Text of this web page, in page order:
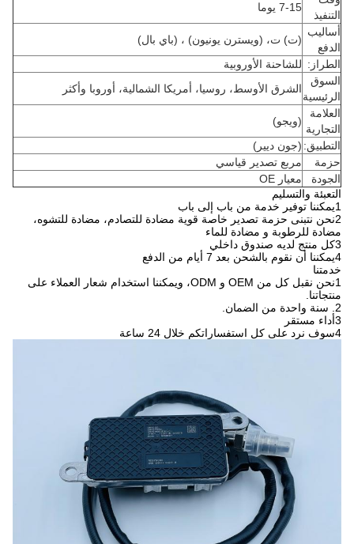
التنفيذ
7-15 يوما
أساليب
الدفع
(ت) ت، (ويسترن يونيون) ، (باي بال)
الطراز: للشاحنة الأوروبية
السوق
الرئيسية
الشرق الأوسط، روسيا، أمريكا الشمالية، أوروبا وأكثر
العلامة
التجارية
(ويجو)
التطبيق: (جون ديير)
حزمة
مربع تصدير قياسي
الجودة
معيار OE
التعبئة والتسليم
1يمكننا توفير خدمة من باب إلى باب
2نحن نتبنى حزمة تصدير خاصة قوية مضادة للتصادم، مضادة للتشوه،
مضادة للرطوبة و مضادة للماء
3كل منتج لديه صندوق داخلي
4يمكننا أن نقوم بالشحن بعد 7 أيام من الدفع
خدمتنا
1نحن نقبل كل من OEM و ODM، ويمكننا استخدام شعار العملاء على
منتجاتنا.
2. سنة واحدة من الضمان.
3أداء مستقر
4سوف نرد على كل استفساراتكم خلال 24 ساعة